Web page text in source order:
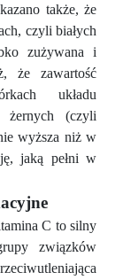
także, że
czyli białych
zużywana i
że zawartość
układu
żernych (czyli
wyższa niż w
jaką pełni w
C to silny
związków